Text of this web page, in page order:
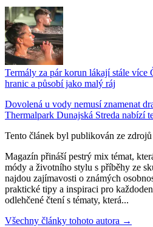
Termály za pár korun lákají stále více
hranic a působí jako malý ráj
Dovolená u vody nemusí znamenat
Thermalpark Dunajská Streda nabízí
Tento článek byl publikován ze zdrojů
Magazín přináší pestrý mix témat,
módy a životního stylu s příběhy ze
najdou zajímavosti o známých
praktické tipy a inspiraci pro
odlehčené čtení s tématy, která...
Všechny články tohoto autora →